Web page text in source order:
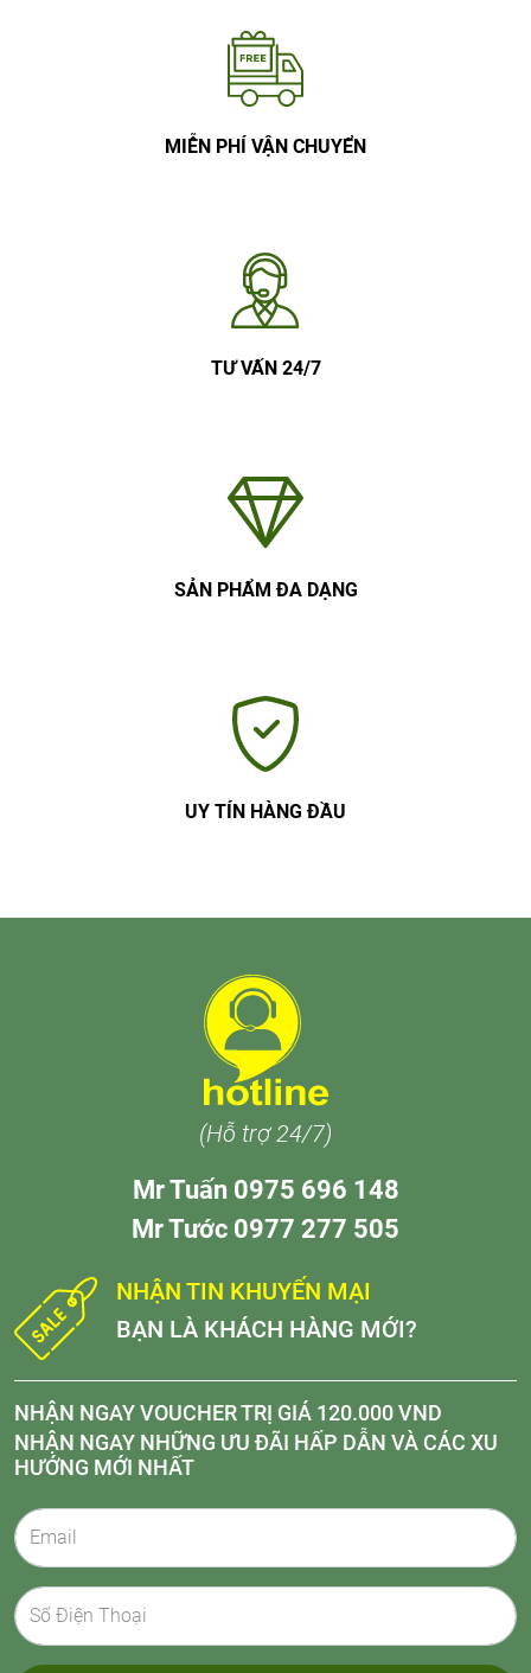
MIỄN PHÍ VẬN CHUYỂN
TƯ VẤN 24/7
SẢN PHẨM ĐA DẠNG
UY TÍN HÀNG ĐẦU
(Hỗ trợ 24/7)
Mr Tuấn 0975 696 148
Mr Tước 0977 277 505
NHẬN TIN KHUYẾN MẠI
BẠN LÀ KHÁCH HÀNG MỚI?
NHẬN NGAY VOUCHER TRỊ GIÁ 120.000 VND
NHẬN NGAY NHỮNG ƯU ĐÃI HẤP DẪN VÀ CÁC XU
HƯỚNG MỚI NHẤT